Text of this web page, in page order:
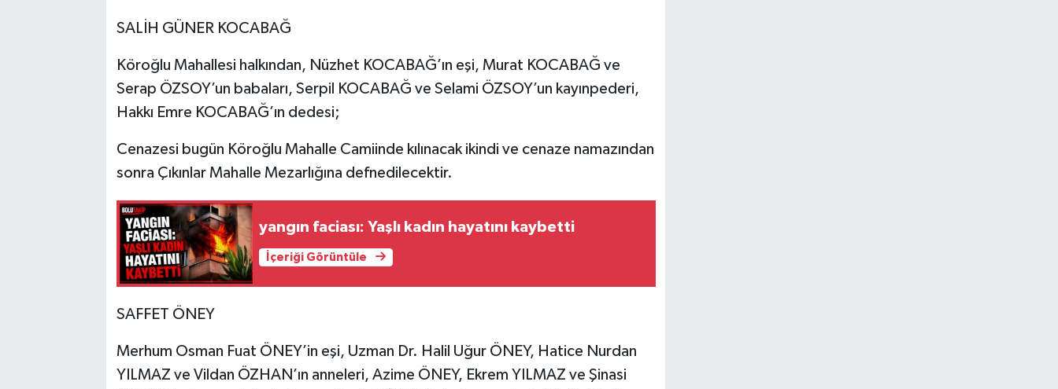
SALİH GÜNER KOCABAĞ
Köroğlu Mahallesi halkından, Nüzhet KOCABAĞ’ın eşi, Murat KOCABAĞ ve
Serap ÖZSOY’un babaları, Serpil KOCABAĞ ve Selami ÖZSOY’un kayınpederi,
Hakkı Emre KOCABAĞ’ın dedesi;
Cenazesi bugün Köroğlu Mahalle Camiinde kılınacak ikindi ve cenaze namazından
sonra Çıkınlar Mahalle Mezarlığına defnedilecektir.
yangın faciası: Yaşlı kadın hayatını kaybetti
İçeriği Görüntüle
SAFFET ÖNEY
Merhum Osman Fuat ÖNEY’in eşi, Uzman Dr. Halil Uğur ÖNEY, Hatice Nurdan
YILMAZ ve Vildan ÖZHAN’ın anneleri, Azime ÖNEY, Ekrem YILMAZ ve Şinasi